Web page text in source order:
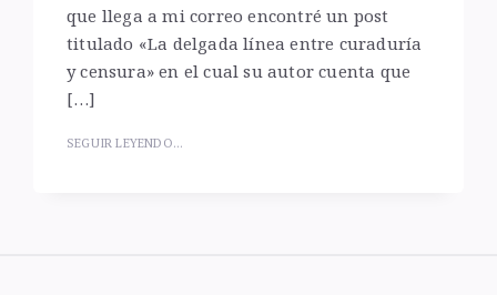
que llega a mi correo encontré un post
titulado «La delgada línea entre curaduría
y censura» en el cual su autor cuenta que
[…]
SEGUIR LEYENDO...